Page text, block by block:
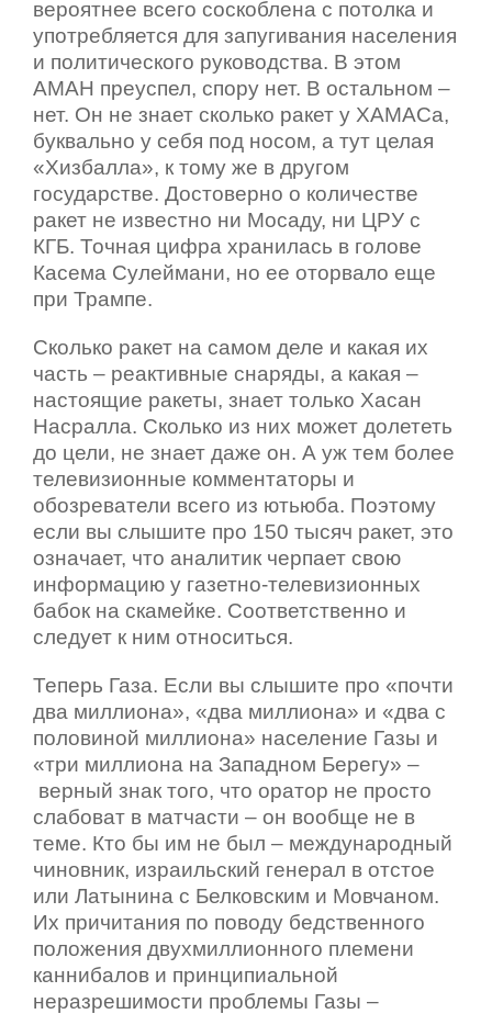
вероятнее всего соскоблена с потолка и
употребляется для запугивания населения
и политического руководства. В этом
АМАН преуспел, спору нет. В остальном –
нет. Он не знает сколько ракет у ХАМАСа,
буквально у себя под носом, а тут целая
«Хизбалла», к тому же в другом
государстве. Достоверно о количестве
ракет не известно ни Мосаду, ни ЦРУ с
КГБ. Точная цифра хранилась в голове
Касема Сулеймани, но ее оторвало еще
при Трампе.
Сколько ракет на самом деле и какая их
часть – реактивные снаряды, а какая –
настоящие ракеты, знает только Хасан
Насралла. Сколько из них может долететь
до цели, не знает даже он. А уж тем более
телевизионные комментаторы и
обозреватели всего из ютьюба. Поэтому
если вы слышите про 150 тысяч ракет, это
означает, что аналитик черпает свою
информацию у газетно-телевизионных
бабок на скамейке. Соответственно и
следует к ним относиться.
Теперь Газа. Если вы слышите про «почти
два миллиона», «два миллиона» и «два с
половиной миллиона» население Газы и
«три миллиона на Западном Берегу» –
верный знак того, что оратор не просто
слабоват в матчасти – он вообще не в
теме. Кто бы им не был – международный
чиновник, израильский генерал в отстое
или Латынина с Белковским и Мовчаном.
Их причитания по поводу бедственного
положения двухмиллионного племени
каннибалов и принципиальной
неразрешимости проблемы Газы –